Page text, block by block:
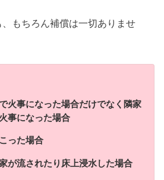
もちろん補償は一切ありませ
火事になった場合だけでなく隣家
事になった場合
った場合
が流されたり床上浸水した場合